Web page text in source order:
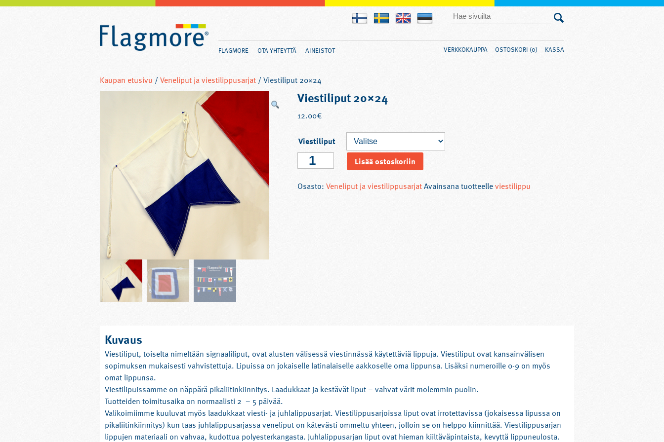
FLAGMORE OTA YHTEYTTÄ AINEISTOT VERKKOKAUPPA OSTOSKORI (0) KASSA
Kaupan etusivu / Veneliput ja viestilippusarjat / Viestiliput 20×24
Viestiliput 20×24
12.00€
Viestiliput
Viestiliput
20x24
määrä
Lisää ostoskoriin
Osasto: Veneliput ja viestilippusarjatAvainsana tuotteelleviestilippu
Kuvaus
Viestiliput, toiselta nimeltään signaaliliput, ovat alusten välisessä viestinnässä käytettäviä lippuja. Viestiliput ovat kansainvälisen
sopimuksen mukaisesti vahvistettuja. Lipuissa on jokaiselle latinalaiselle aakkoselle oma lippunsa. Lisäksi numeroille 0-9 on myös
omat lippunsa.
Viestilipuissamme on näppärä pikaliitinkiinnitys. Laadukkaat ja kestävät liput – vahvat värit molemmin puolin.
Tuotteiden toimitusaika on normaalisti 2 – 5 päivää.
Valikoimiimme kuuluvat myös laadukkaat viesti- ja juhlalippusarjat. Viestilippusarjoissa liput ovat irrotettavissa (jokaisessa lipussa on
pikaliitinkiinnitys) kun taas juhlalippusarjassa veneliput on kätevästi ommeltu yhteen, jolloin se on helppo kiinnittää. Viestilippusarjan
lippujen materiaali on vahvaa, kudottua polyesterkangasta. Juhlalippusarjan liput ovat hieman kiiltäväpintaista, kevyttä lippuneulosta.